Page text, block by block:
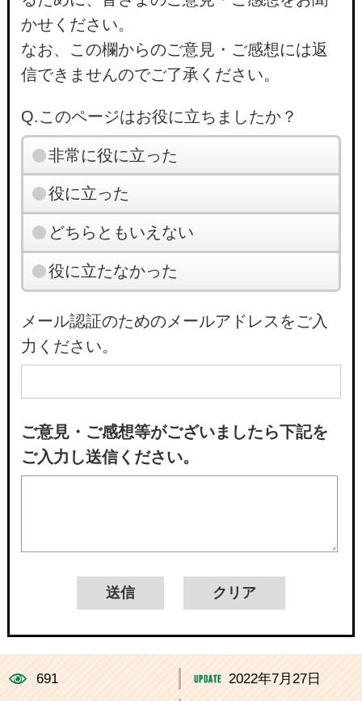
かせください。
なお、この欄からのご意見・ご感想には返
信できませんのでご了承ください。
Q.このページはお役に立ちましたか？
非常に役に立った
役に立った
どちらともいえない
役に立たなかった
メール認証のためのメールアドレスをご入
力ください。
ご意見・ご感想等がございましたら下記を
ご入力し送信ください。
691 2022年7月27日